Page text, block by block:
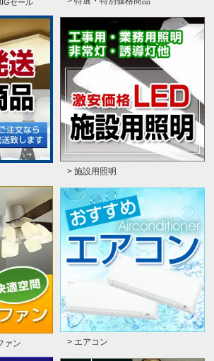
セール
> 施設用照明
ァン > エアコン